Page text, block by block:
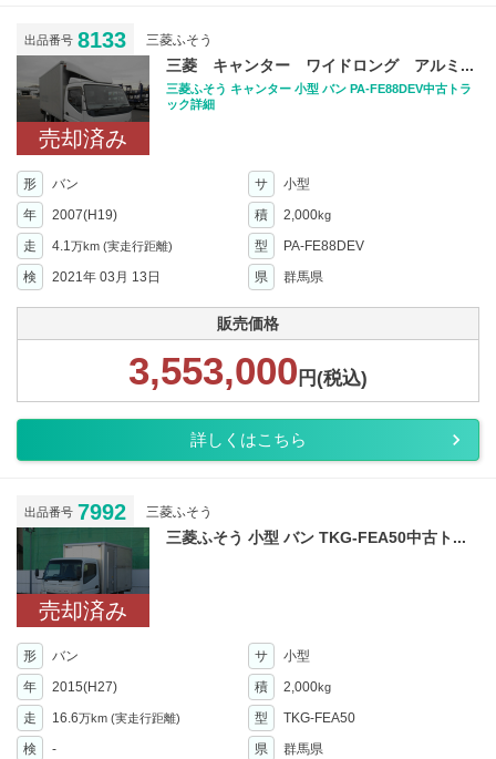
出品番号 8133 三菱ふそう
売却済み
三菱 キャンター ワイドロング アルミ...
三菱ふそう キャンター 小型 バン PA-FE88DEV中古トラ
ック詳細
形 バン サ
小型
年
2007(H19) 積 2,000kg
走 4.1万km (実走行距離) 型
PA-FE88DEV
検
2021年 03月 13日 県 群馬県
販売価格
3,553,000 円(税込)
詳しくはこちら
出品番号 7992 三菱ふそう
売却済み
三菱ふそう 小型 バン TKG-FEA50中古ト...
形 バン サ
小型
年
2015(H27) 積 2,000kg
走 16.6万km (実走行距離) 型
TKG-FEA50
検
- 県 群馬県